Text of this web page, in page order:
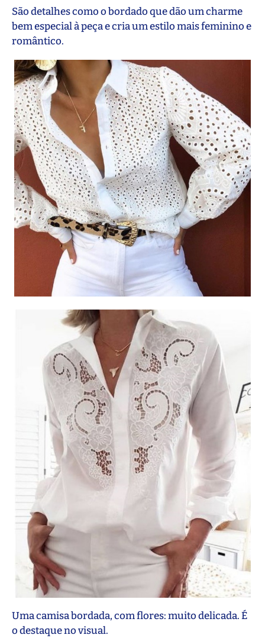
São detalhes como o bordado que dão um charme
bem especial à peça e cria um estilo mais feminino e
romântico.
Uma camisa bordada, com flores: muito delicada. É
o destaque no visual.